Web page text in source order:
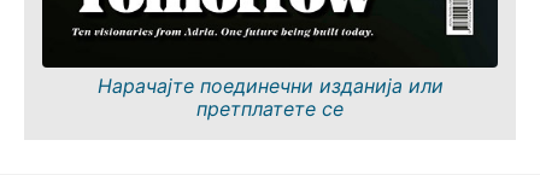
Нарачајте поединечни изданија или
претплатете се